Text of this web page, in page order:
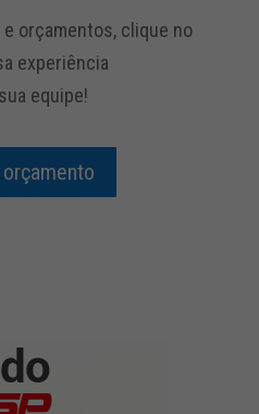
orçamentos, clique no
experiência
equipe!